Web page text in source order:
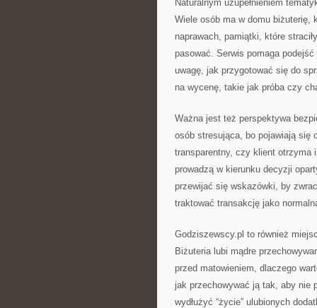
Naturalnym uzupełnieniem
Wiele osób ma w domu biżuterię,
naprawach, pamiątki, które
pasować. Serwis pomaga
uwagę, jak przygotować się do
na wycenę, takie jak próba czy
Ważna jest też perspektywa
osób stresująca, bo pojawiają się
transparentny, czy klient otrzyma
prowadzą w kierunku decyzji
przewijać się wskazówki, by
traktować transakcję jako
Godziszewscy.pl to również
Biżuteria lubi mądre
przed matowieniem, dlaczego
jak przechowywać ją tak, aby nie
wydłużyć “życie” ulubionych